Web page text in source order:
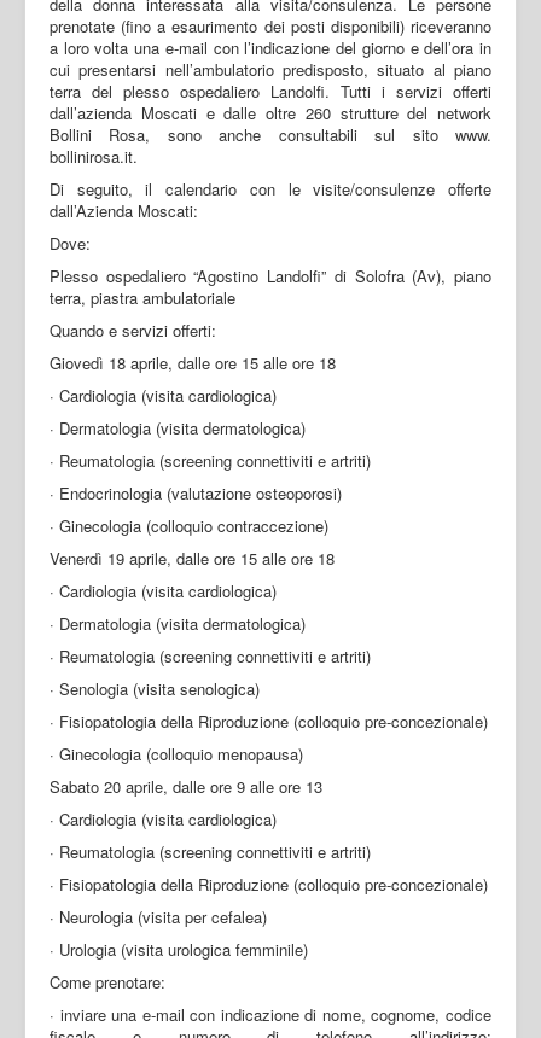
prenotate (fino a esaurimento dei posti disponibili) riceveranno
a loro volta una e-mail con l’indicazione del giorno e dell’ora in
cui presentarsi nell’ambulatorio predisposto, situato al piano
terra del plesso ospedaliero Landolfi. Tutti i servizi offerti
dall’azienda Moscati e dalle oltre 260 strutture del network
Bollini Rosa, sono anche consultabili sul sito www.
bollinirosa.it.
Di seguito, il calendario con le visite/consulenze offerte
dall’Azienda Moscati:
Dove:
Plesso ospedaliero “Agostino Landolfi” di Solofra (Av), piano
terra, piastra ambulatoriale
Quando e servizi offerti:
Giovedì 18 aprile, dalle ore 15 alle ore 18
· Cardiologia (visita cardiologica)
· Dermatologia (visita dermatologica)
· Reumatologia (screening connettiviti e artriti)
· Endocrinologia (valutazione osteoporosi)
· Ginecologia (colloquio contraccezione)
Venerdì 19 aprile, dalle ore 15 alle ore 18
· Cardiologia (visita cardiologica)
· Dermatologia (visita dermatologica)
· Reumatologia (screening connettiviti e artriti)
· Senologia (visita senologica)
· Fisiopatologia della Riproduzione (colloquio pre-concezionale)
· Ginecologia (colloquio menopausa)
Sabato 20 aprile, dalle ore 9 alle ore 13
· Cardiologia (visita cardiologica)
· Reumatologia (screening connettiviti e artriti)
· Fisiopatologia della Riproduzione (colloquio pre-concezionale)
· Neurologia (visita per cefalea)
· Urologia (visita urologica femminile)
Come prenotare:
· inviare una e-mail con indicazione di nome, cognome, codice